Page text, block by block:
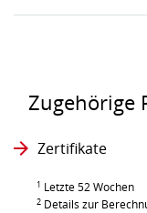
Zugehörige
Zertifikate
1 Letzte 52 Wochen
2 Details zur